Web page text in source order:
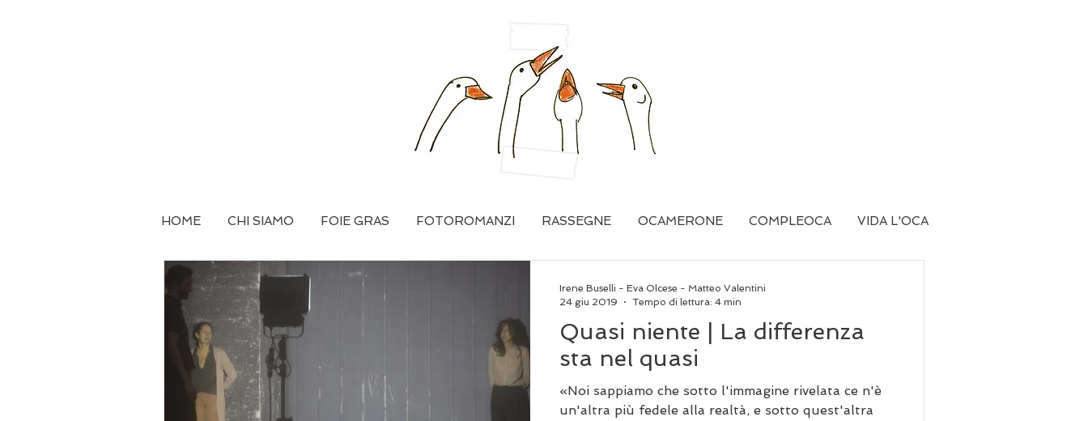
HOME CHI SIAMO FOIE GRAS FOTOROMANZI RASSEGNE OCAMERONE COMPLEOCA VIDA L'OCA
Quasi niente | La differenza
sta nel quasi
«Noi sappiamo che sotto l'immagine rivelata ce n'è
un'altra più fedele alla realtà, e sotto quest'altra
Irene Buselli - Eva Olcese - Matteo Valentini
24 giu 2019
Tempo di lettura: 4 min